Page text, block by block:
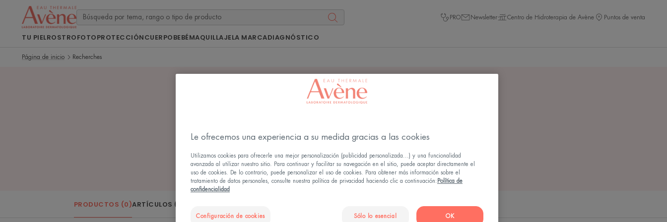
PRO Newsletter Centro de Hidroterapia de Avène Puntos de venta
TU PIELROSTROFOTOPROTECCIÓNCUERPOBEBÉMAQUILLAJELA MARCADIAGNÓSTICO
Página de inicio Recherches
0 resultados de la búsqueda
PRODUCTOS (0)ARTÍCULOS (0)
Le ofrecemos una experiencia a su medida gracias a las cookies
Utilizamos cookies para ofrecerle una mejor personalización (publicidad personalizada...) y una funcionalidad
avanzada al utilizar nuestro sitio. Para continuar y facilitar su navegación en el sitio, puede aceptar directamente el
uso de cookies. De lo contrario, puede personalizar el uso de cookies. Para obtener más información sobre el
tratamiento de datos personales, consulte nuestra política de privacidad haciendo clic a continuación: Política de
confidencialidad
Configuración de cookies Sólo lo esencial OK